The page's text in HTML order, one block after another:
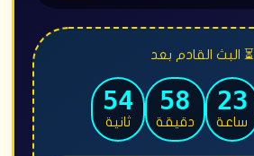
⏳ البث القادم بعد
23
ساعة
58
دقيقة
51
ثانية